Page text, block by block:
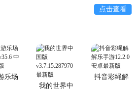
点击查看
乐场
我的世界中
抖音彩绳解